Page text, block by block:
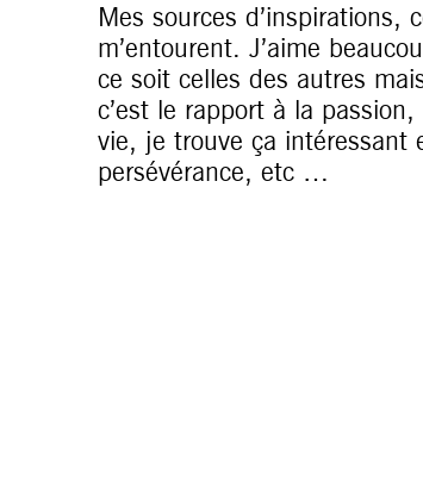
Mes sources d’inspirations,
m’entourent. J’aime
ce soit celles des autres
c’est le rapport à la
vie, je trouve ça
persévérance, etc …